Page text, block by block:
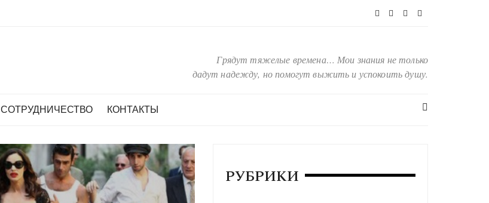
Грядут тяжелые времена… Мои знания не только
дадут надежду, но помогут выжить и успокоить душу.
СОТРУДНИЧЕСТВО КОНТАКТЫ
РУБРИКИ